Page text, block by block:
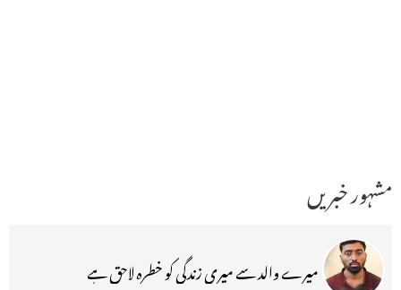
مشہور خبریں
میرے والد سے میری زندگی کو خطرہ لاحق ہے